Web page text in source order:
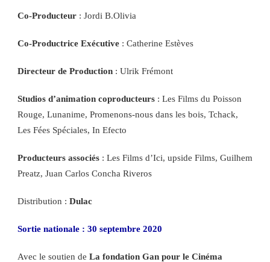
Co-Producteur : Jordi B.Olivia
Co-Productrice Exécutive : Catherine Estèves
Directeur de Production : Ulrik Frémont
Studios d’animation coproducteurs : Les Films du Poisson
Rouge, Lunanime, Promenons-nous dans les bois, Tchack,
Les Fées Spéciales, In Efecto
Producteurs associés : Les Films d’Ici, upside Films, Guilhem
Preatz, Juan Carlos Concha Riveros
Distribution : Dulac
Sortie nationale : 30 septembre 2020
Avec le soutien de La fondation Gan pour le Cinéma